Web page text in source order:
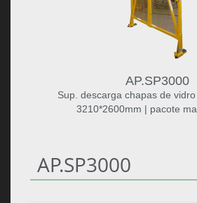
AP.SP3000
Sup. descarga chapas de
3210*2600mm | pacote
AP.SP3000